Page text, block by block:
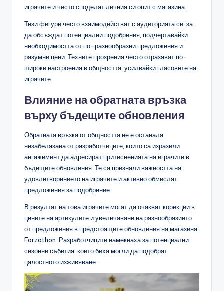
играчите и често споделят личния си опит с магазина.
Тези фигури често взаимодействат с аудиторията си, за
да обсъждат потенциални подобрения, подчертавайки
необходимостта от по-разнообразни предложения и
разумни цени. Техните прозрения често отразяват по-
широки настроения в общността, усилвайки гласовете на
играчите.
Влияние на обратната връзка
върху бъдещите обновления
Обратната връзка от общността не е останала
незабелязана от разработчиците, които са изразили
ангажимент да адресират притесненията на играчите в
бъдещите обновления. Те са признали важността на
удовлетворението на играчите и активно обмислят
предложения за подобрение.
В резултат на това играчите могат да очакват корекции в
цените на артикулите и увеличаване на разнообразието
от предложения в предстоящите обновления на магазина
Forzathon. Разработчиците намекнаха за потенциални
сезонни събития, които биха могли да подобрят
цялостното изживяване.